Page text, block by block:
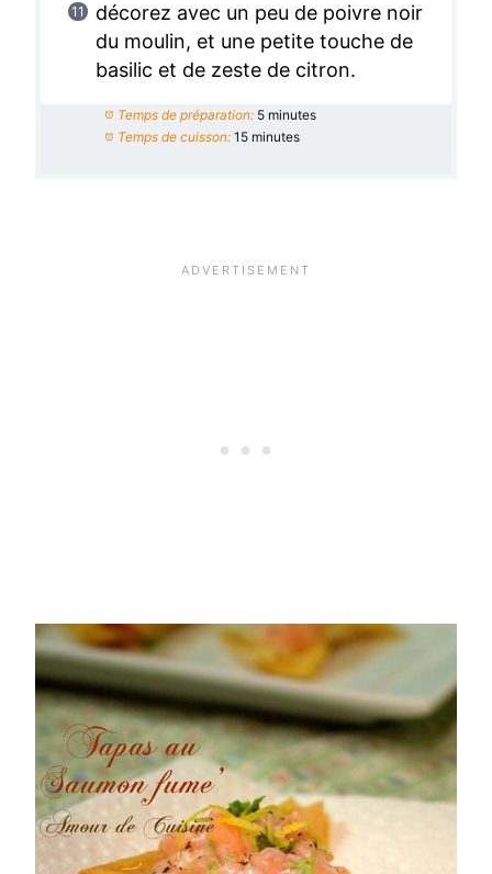
décorez avec un peu de poivre noir
du moulin, et une petite touche de
basilic et de zeste de citron.
Temps de préparation: 5 minutes
Temps de cuisson: 15 minutes